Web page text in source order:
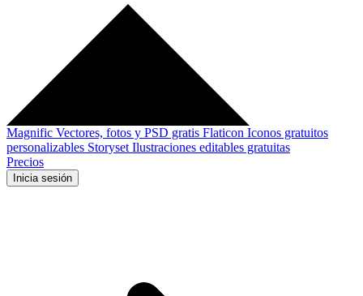
Magnific Vectores, fotos y PSD gratis Flaticon Iconos gratuitos
personalizables Storyset Ilustraciones editables gratuitas
Precios
Inicia sesión